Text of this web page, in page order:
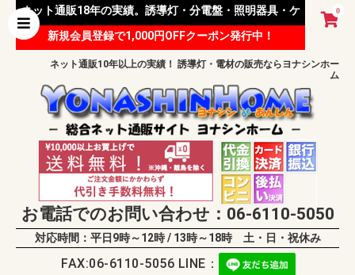
0
ネット通販18年の実績。誘導灯・分電盤・照明器具・ケ
ーブル等 様々な資材を取り扱っています。
新規会員登録で1,000円OFFクーポン発行中！
ネット通販10年以上の実績！ 誘導灯・電材の販売ならヨナシンホー
ム
お電話でのお問い合わせ：06-6110-5050
対応時間：平日9時～12時 / 13時～18時 土・日・祝休み
FAX:06-6110-5056 LINE：